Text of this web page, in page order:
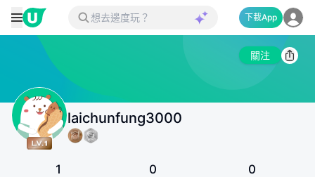
下載App
關注
laichunfung3000
1 0 0